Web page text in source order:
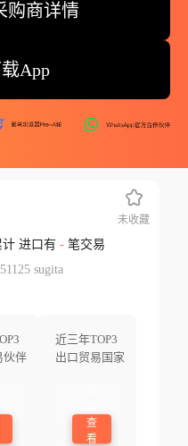
购商详情
App
进口有 -笔交易
sugita
伙伴
近三年TOP3
出口贸易国家
查
看
未收藏